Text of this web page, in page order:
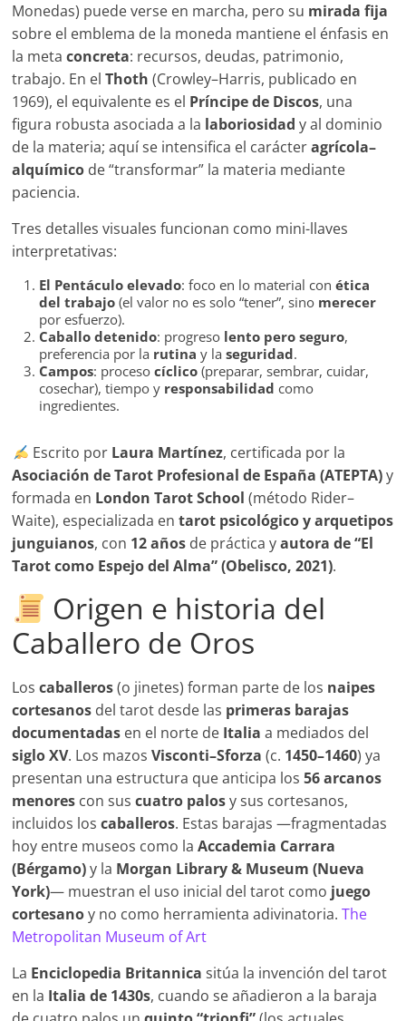
Monedas) puede verse en marcha, pero su mirada fija
sobre el emblema de la moneda mantiene el énfasis en
la metaconcreta: recursos, deudas, patrimonio,
trabajo. En elThoth (Crowley–Harris, publicado en
1969), el equivalente es el Príncipe de Discos, una
figura robusta asociada a la laboriosidad y al dominio
de la materia; aquí se intensifica el carácteragrícola–
alquímico de “transformar” la materia mediante
paciencia.
Tres detalles visuales funcionan como mini-llaves
interpretativas:
El Pentáculo elevado: foco en lo material conética
del trabajo (el valor no es solo “tener”, sino merecer
por esfuerzo).
Caballo detenido: progreso lento pero seguro,
preferencia por la rutina y laseguridad.
Campos: procesocíclico (preparar, sembrar, cuidar,
cosechar), tiempo y responsabilidad como
ingredientes.
Escrito por Laura Martínez, certificada por la
Asociación de Tarot Profesional de España (ATEPTA)y
formada en London Tarot School (método Rider–
Waite), especializada entarot psicológico y arquetipos
junguianos, con 12 años de práctica yautora de “El
Tarot como Espejo del Alma” (Obelisco, 2021).
Origen e historia del
Caballero de Oros
Loscaballeros(o jinetes) forman parte de los naipes
cortesanos del tarot desde las primeras barajas
documentadas en el norte de Italia a mediados del
siglo XV. Los mazosVisconti–Sforza (c. 1450–1460) ya
presentan una estructura que anticipa los56 arcanos
menores con suscuatro palosy sus cortesanos,
incluidos loscaballeros. Estas barajas —fragmentadas
hoy entre museos como laAccademia Carrara
(Bérgamo)y la Morgan Library & Museum (Nueva
York)— muestran el uso inicial del tarot como juego
cortesanoy no como herramienta adivinatoria.The
Metropolitan Museum of Art
La Enciclopedia Britannica sitúa la invención del tarot
en la Italia de 1430s, cuando se añadieron a la baraja